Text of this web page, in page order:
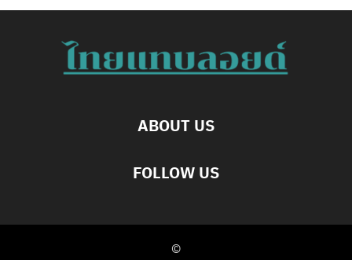
ABOUT US
FOLLOW US
©